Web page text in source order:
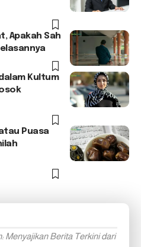
Apakah Sah
Kultum
Puasa
Menyajikan Berita Terkini dari